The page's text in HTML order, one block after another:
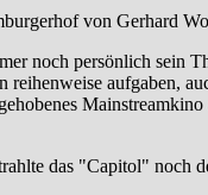
von Gerhard
noch persönlich sein
aufgaben,
das "Capitol" noch